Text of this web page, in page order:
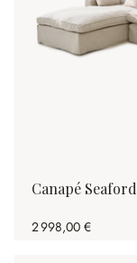
Canapé Seaford
2 998,00 €